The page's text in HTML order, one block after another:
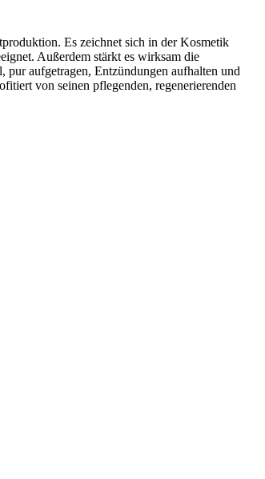
Es zeichnet sich in der Kosmetik
Außerdem stärkt es wirksam die
aufgetragen, Entzündungen aufhalten und
von seinen pflegenden, regenerierenden